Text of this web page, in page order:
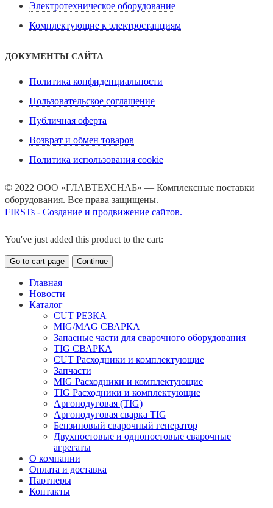
Электротехническое оборудование
Комплектующие к электростанциям
ДОКУМЕНТЫ САЙТА
Политика конфиденциальности
Пользовательское соглашение
Публичная оферта
Возврат и обмен товаров
Политика использования cookie
© 2022 ООО «ГЛАВТЕХСНАБ» — Комплексные поставки
оборудования. Все права защищены.
FIRSTs - Создание и продвижение сайтов.
You've just added this product to the cart:
Go to cart page Continue
Главная
Новости
Каталог
CUT РЕЗКА
MIG/MAG СВАРКА
Запасные части для сварочного оборудования
TIG СВАРКА
CUT Расходники и комплектующие
Запчасти
MIG Расходники и комплектующие
TIG Расходники и комплектующие
Аргонодуговая (TIG)
Аргонодуговая сварка TIG
Бензиновый сварочный генератор
Двухпостовые и однопостовые сварочные
агрегаты
О компании
Оплата и доставка
Партнеры
Контакты